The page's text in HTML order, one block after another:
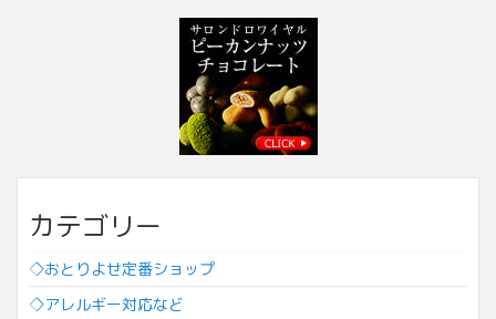
カテゴリー
◇おとりよせ定番ショップ
◇アレルギー対応など